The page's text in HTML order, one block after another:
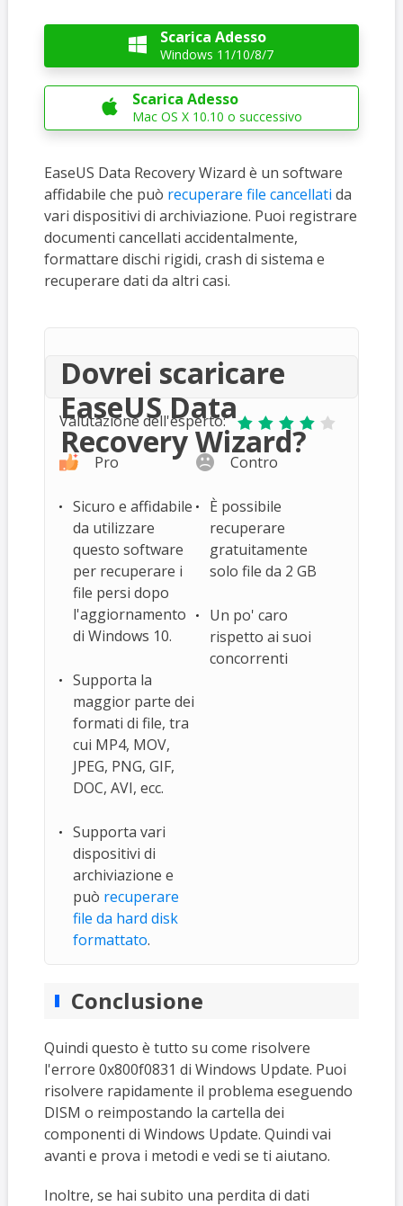
 Scarica Adesso
Windows 11/10/8/7
 Scarica Adesso
Mac OS X 10.10 o successivo
EaseUS Data Recovery Wizard è un software
affidabile che può recuperare file cancellati da
vari dispositivi di archiviazione. Puoi registrare
documenti cancellati accidentalmente,
formattare dischi rigidi, crash di sistema e
recuperare dati da altri casi.
Dovrei scaricare
EaseUS Data
Recovery Wizard?
Valutazione dell'esperto:     
Pro
Sicuro e affidabile
da utilizzare
questo software
per recuperare i
file persi dopo
l'aggiornamento
di Windows 10.
Supporta la
maggior parte dei
formati di file, tra
cui MP4, MOV,
JPEG, PNG, GIF,
DOC, AVI, ecc.
Supporta vari
dispositivi di
archiviazione e
può recuperare
file da hard disk
formattato.
Contro
È possibile
recuperare
gratuitamente
solo file da 2 GB
Un po' caro
rispetto ai suoi
concorrenti
Conclusione
Quindi questo è tutto su come risolvere
l'errore 0x800f0831 di Windows Update. Puoi
risolvere rapidamente il problema eseguendo
DISM o reimpostando la cartella dei
componenti di Windows Update. Quindi vai
avanti e prova i metodi e vedi se ti aiutano.
Inoltre, se hai subito una perdita di dati